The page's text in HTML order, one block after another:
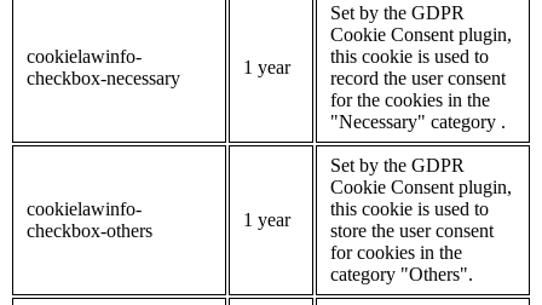
cookielawinfo-
checkbox-necessary
1 year
Set by the GDPR
Cookie Consent plugin,
this cookie is used to
record the user consent
for the cookies in the
"Necessary" category .
cookielawinfo-
checkbox-others
1 year
Set by the GDPR
Cookie Consent plugin,
this cookie is used to
store the user consent
for cookies in the
category "Others".